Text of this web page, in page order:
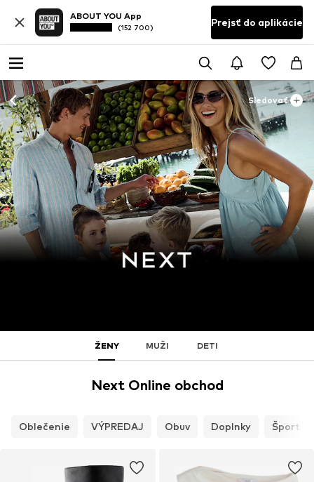
ABOUT YOU App
(152 700) Prejsť do aplikácie
Sledovať
ŽENY MUŽI DETI
Next Online obchod
Oblečenie VÝPREDAJ Obuv Doplnky Šport